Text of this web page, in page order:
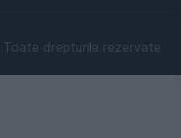
drepturile rezervate